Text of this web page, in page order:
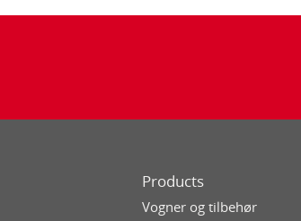
Products
Vogner og tilbehør